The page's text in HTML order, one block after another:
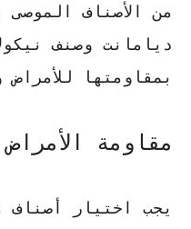
من الأصناف الموصى
ديامانت وصنف
بمقاومتها
مقاومة الأمراض
يجب اختيار أصناف